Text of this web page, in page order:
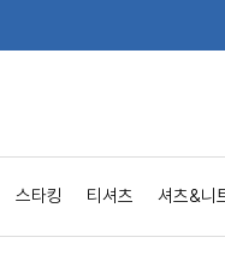
스타킹 티셔츠 셔츠&니